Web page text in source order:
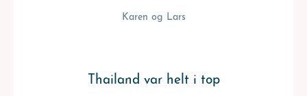
Karen og Lars
Thailand var helt i top